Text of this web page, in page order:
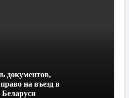
документов,
на въезд в